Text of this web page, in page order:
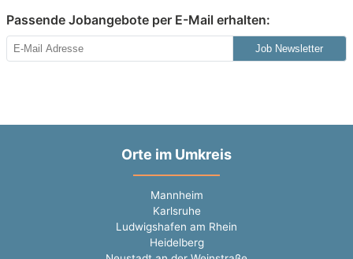
Passende Jobangebote per E-Mail erhalten:
Job Newsletter
Orte im Umkreis
Mannheim
Karlsruhe
Ludwigshafen am Rhein
Heidelberg